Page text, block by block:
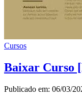
Cursos
Baixar Curso
Publicado em: 06/03/